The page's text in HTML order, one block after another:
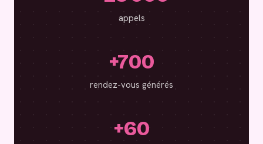
appels
+700
rendez-vous générés
+60